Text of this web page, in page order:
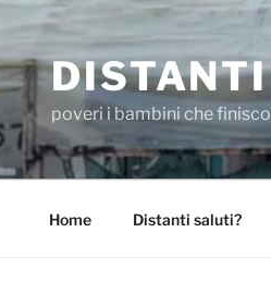
poveri i bambini che
Home Distanti saluti?